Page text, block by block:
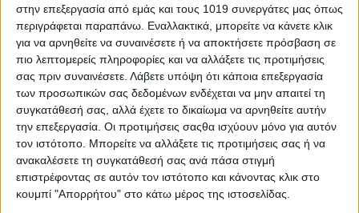
στην επεξεργασία από εμάς και τους 1019 συνεργάτες μας όπως
περιγράφεται παραπάνω. Εναλλακτικά, μπορείτε να κάνετε κλικ
για να αρνηθείτε να συναινέσετε ή να αποκτήσετε πρόσβαση σε
πιο λεπτομερείς πληροφορίες και να αλλάξετε τις προτιμήσεις
σας πριν συναινέσετε. Λάβετε υπόψη ότι κάποια επεξεργασία
των προσωπικών σας δεδομένων ενδέχεται να μην απαιτεί τη
συγκατάθεσή σας, αλλά έχετε το δικαίωμα να αρνηθείτε αυτήν
την επεξεργασία. Οι προτιμήσεις σαςθα ισχύουν μόνο για αυτόν
τον ιστότοπο. Μπορείτε να αλλάξετε τις προτιμήσεις σας ή να
ανακαλέσετε τη συγκατάθεσή σας ανά πάσα στιγμή
επιστρέφοντας σε αυτόν τον ιστότοπο και κάνοντας κλικ στο
κουμπί "Απορρήτου" στο κάτω μέρος της ιστοσελίδας.
AUTHOR
Σταμάτης Κ. Ρουσόδημος
Ο Σταμάτης Κ. Ρουσόδημος είναι Ιδιοκτήτης και
Νόμιμος Εκπρόσωπος της Ιστοσελίδας Psaxna.gr. Είναι
μέλος της Ένωσης Δημοσιογράφων Περιοδικού και
Ηλεκτρονικού τύπου Μακεδονίας-Θράκης με Αριθμό
Μητρώου 0533.